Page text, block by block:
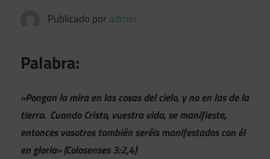
Publicado por admin
Palabra:
«Pongan la mira en las cosas del cielo, y no en las de la
tierra. Cuando Cristo, vuestra vida, se manifieste,
entonces vosotros también seréis manifestados con él
en gloria» (Colosenses 3:2,4)